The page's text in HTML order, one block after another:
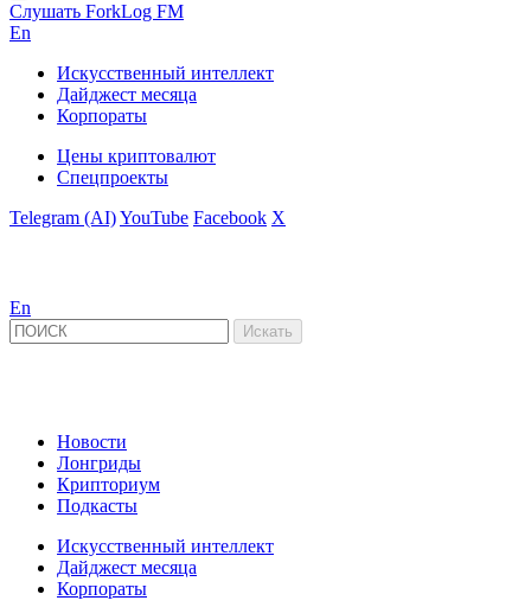
Слушать ForkLog FM
En
Искусственный интеллект
Дайджест месяца
Корпораты
Цены криптовалют
Спецпроекты
Telegram (AI)YouTube Facebook X
En
Новости
Лонгриды
Крипториум
Подкасты
Искусственный интеллект
Дайджест месяца
Корпораты